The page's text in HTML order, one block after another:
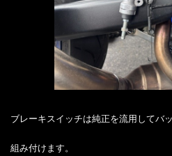
ブレーキスイッチは純正を流用してバ
組み付けます。